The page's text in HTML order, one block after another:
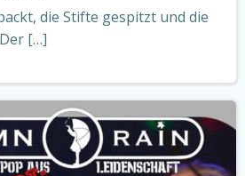
die Stifte gespitzt und die
[…]